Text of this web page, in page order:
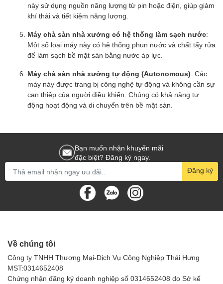
này sử dụng nguồn năng lượng từ pin hoặc điện, giúp giảm
khí thải và tiết kiệm năng lượng.
Máy chà sàn nhà xưởng có hệ thống làm sạch nước:
Một số loại máy này có hệ thống phun nước và chất tẩy rửa
để làm sạch bề mặt sàn bằng nước áp lực.
Máy chà sàn nhà xưởng tự động (Autonomous): Các
máy này được trang bị công nghệ tự động và không cần sự
can thiệp của người điều khiển. Chúng có khả năng tự
động hoạt động và di chuyển trên bề mặt sàn.
Bạn muốn nhận khuyến mãi
đặc biệt? Đăng ký ngay.
Đăng ký
Về chúng tôi
Công ty TNHH Thương Mại-Dịch Vụ Công Nghiệp Thái Hưng
MST:0314652408
Chứng nhận đăng ký doanh nghiệp số 0314652408 do Sở kế